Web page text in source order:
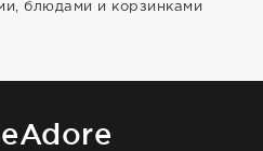
блюдами и корзинками